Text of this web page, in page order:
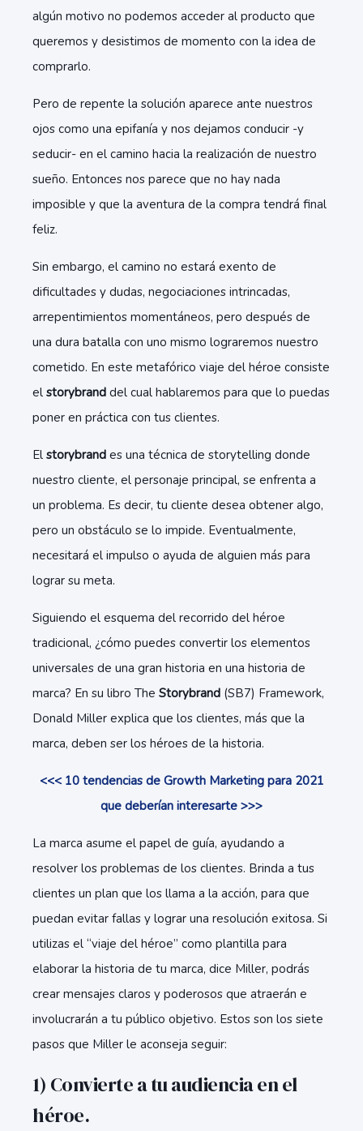
algún motivo no podemos acceder al producto que
queremos y desistimos de momento con la idea de
comprarlo.
Pero de repente la solución aparece ante nuestros
ojos como una epifanía y nos dejamos conducir -y
seducir- en el camino hacia la realización de nuestro
sueño. Entonces nos parece que no hay nada
imposible y que la aventura de la compra tendrá final
feliz.
Sin embargo, el camino no estará exento de
dificultades y dudas, negociaciones intrincadas,
arrepentimientos momentáneos, pero después de
una dura batalla con uno mismo lograremos nuestro
cometido. En este metafórico viaje del héroe consiste
el storybrand del cual hablaremos para que lo puedas
poner en práctica con tus clientes.
El storybrand es una técnica de storytelling donde
nuestro cliente, el personaje principal, se enfrenta a
un problema. Es decir, tu cliente desea obtener algo,
pero un obstáculo se lo impide. Eventualmente,
necesitará el impulso o ayuda de alguien más para
lograr su meta.
Siguiendo el esquema del recorrido del héroe
tradicional, ¿cómo puedes convertir los elementos
universales de una gran historia en una historia de
marca? En su libro The Storybrand (SB7) Framework,
Donald Miller explica que los clientes, más que la
marca, deben ser los héroes de la historia.
<<< 10 tendencias de Growth Marketing para 2021
que deberían interesarte >>>
La marca asume el papel de guía, ayudando a
resolver los problemas de los clientes. Brinda a tus
clientes un plan que los llama a la acción, para que
puedan evitar fallas y lograr una resolución exitosa. Si
utilizas el “viaje del héroe” como plantilla para
elaborar la historia de tu marca, dice Miller, podrás
crear mensajes claros y poderosos que atraerán e
involucrarán a tu público objetivo. Estos son los siete
pasos que Miller le aconseja seguir:
1) Convierte a tu audiencia en el
héroe.